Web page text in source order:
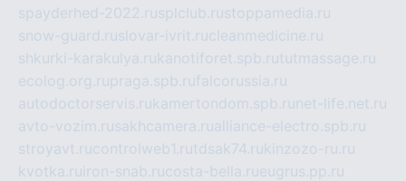
spayderhed-2022.rusplclub.rustoppamedia.ru
snow-guard.ruslovar-ivrit.rucleanmedicine.ru
shkurki-karakulya.rukanotiforet.spb.rututmassage.ru
ecolog.org.rupraga.spb.rufalcorussia.ru
autodoctorservis.rukamertondom.spb.ru net-life.net.ru
avto-vozim.rusakhcamera.rualliance-electro.spb.ru
stroyavt.rucontrolweb1.rutdsak74.rukinzozo-ru.ru
kvotka.ru iron-snab.rucosta-bella.rueugrus.pp.ru